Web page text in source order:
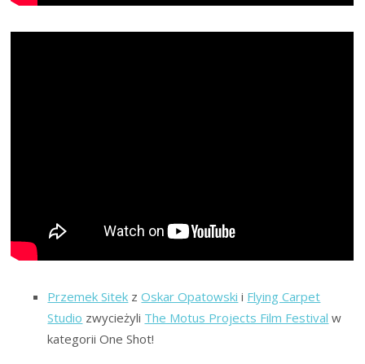
Przemek Sitek zOskar Opatowski i Flying Carpet
Studio zwycieżyli The Motus Projects Film Festival w
kategorii One Shot!